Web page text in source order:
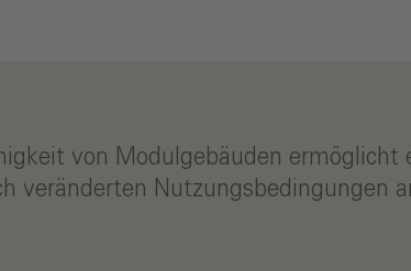
von Modulgebäuden
veränderten Nutzungsbedingungen